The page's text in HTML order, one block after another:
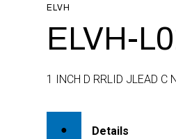
ELVH
ELVH-
1 INCH D RRLID JLEAD C
Details